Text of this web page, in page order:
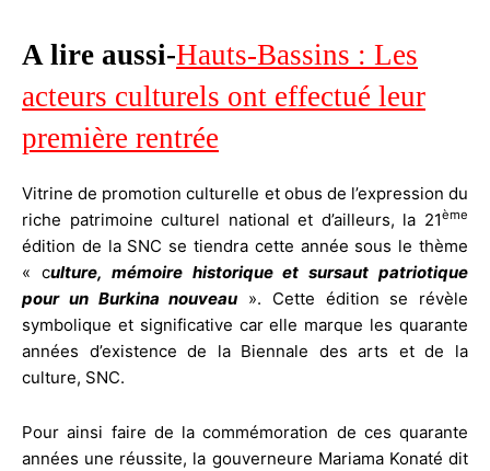
A lire aussi-Hauts-Bassins : Les
acteurs culturels ont effectué leur
première rentrée
Vitrine de promotion culturelle et obus de l’expression du
riche patrimoine culturel national et d’ailleurs, la 21ème
édition de la SNC se tiendra cette année sous le thème
« culture, mémoire historique et sursaut patriotique
pour un Burkina nouveau ». Cette édition se révèle
symbolique et significative car elle marque les quarante
années d’existence de la Biennale des arts et de la
culture, SNC.
Pour ainsi faire de la commémoration de ces quarante
années une réussite, la gouverneure Mariama Konaté dit